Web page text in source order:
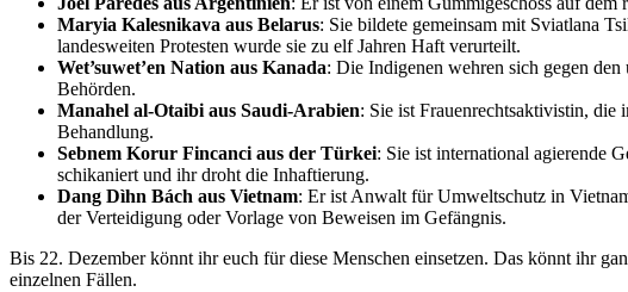
Maryia Kalesnikava aus Belarus: Sie bildete gemeinsam mit Sviatlana
landesweiten Protesten wurde sie zu elf Jahren Haft verurteilt.
Wet’suwet’en Nation aus Kanada: Die Indigenen wehren sich gegen
Behörden.
Manahel al-Otaibi aus Saudi-Arabien: Sie ist Frauenrechtsaktivistin,
Behandlung.
Sebnem Korur Fincanci aus der Türkei: Sie ist international agierende
schikaniert und ihr droht die Inhaftierung.
Dang Dìhn Bách aus Vietnam: Er ist Anwalt für Umweltschutz in
der Verteidigung oder Vorlage von Beweisen im Gefängnis.
Bis 22. Dezember könnt ihr euch für diese Menschen einsetzen. Das könnt ihr
einzelnen Fällen.